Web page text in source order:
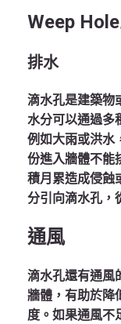
Weep Hole
排水
滴水孔是建築物
水分可以通過多
例如大雨或洪水
份進入牆體不能
積月累造成侵蝕
分引向滴水孔，
通風
滴水孔還有通風
牆體，有助於降
度。如果通風不